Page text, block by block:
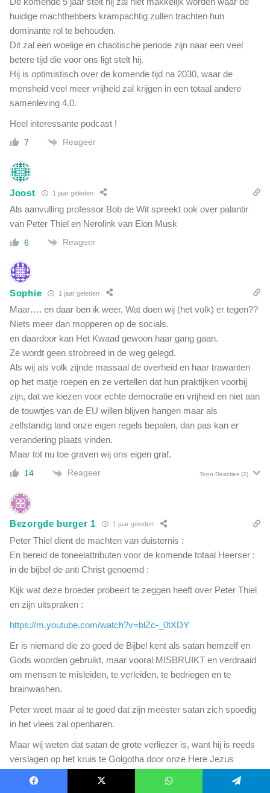
huidige machthebbers krampachtig zullen trachten hun
dominante rol te behouden.
Dit zal een woelige en chaotische periode zijn naar een veel
betere tijd die voor ons ligt stelt hij.
Hij is optimistisch over de komende tijd na 2030, waar de
mensheid veel meer vrijheid zal krijgen in een totaal andere
samenleving 4.0.
Heel interessante podcast !
7 Reageer
Joost 1 jaar geleden
Als aanvulling professor Bob de Wit spreekt ook over palantir
van Peter Thiel en Nerolink van Elon Musk
6 Reageer
Sophie 1 jaar geleden
Maar…. en daar ben ik weer, Wat doen wij (het volk) er tegen??
Niets meer dan mopperen op de socials.
en daardoor kan Het Kwaad gewoon haar gang gaan.
Ze wordt geen strobreed in de weg gelegd.
Als wij als volk zijnde massaal de overheid en haar trawanten
op het matje roepen en ze vertellen dat hun praktijken voorbij
zijn, dat we kiezen voor echte democratie en vrijheid en niet aan
de touwtjes van de EU willen blijven hangen maar als
zelfstandig land onze eigen regels bepalen, dan pas kan er
verandering plaats vinden.
Maar tot nu toe graven wij ons eigen graf.
14 Reageer Toon Reacties (2)
Bezorgde burger 1 1 jaar geleden
Peter Thiel dient de machten van duisternis :
En bereid de toneelattributen voor de komende totaal Heerser :
in de bijbel de anti Christ genoemd :
Kijk wat deze broeder probeert te zeggen heeft over Peter Thiel
en zijn uitspraken :
https://m.youtube.com/watch?v=blZc-_0tXDY
Er is niemand die zo goed de Bijbel kent als satan hemzelf en
Gods woorden gebruikt, maar vooral MISBRUIKT en verdraaid
om mensen te misleiden, te verleiden, te bedriegen en te
brainwashen.
Peter weet maar al te goed dat zijn meester satan zich spoedig
in het vlees zal openbaren.
Maar wij weten dat satan de grote verliezer is, want hij is reeds
verslagen op het kruis te Golgotha door onze Here Jezus